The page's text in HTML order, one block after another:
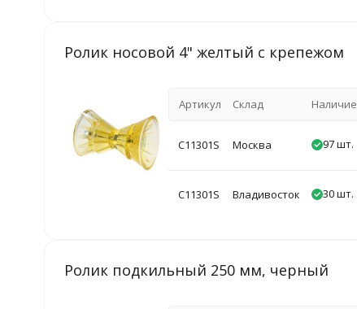
Ролик носовой 4" желтый с крепежом
Артикул Склад Наличие
C11301S Москва 97 шт.
C11301S Владивосток 30 шт.
Ролик подкильный 250 мм, черный